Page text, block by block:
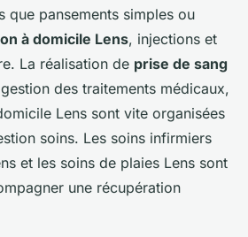
que pansements simples ou
à domicile Lens, injections et
La réalisation de prise de sang
des traitements médicaux,
Lens sont vite organisées
soins. Les soins infirmiers
et les soins de plaies Lens sont
une récupération